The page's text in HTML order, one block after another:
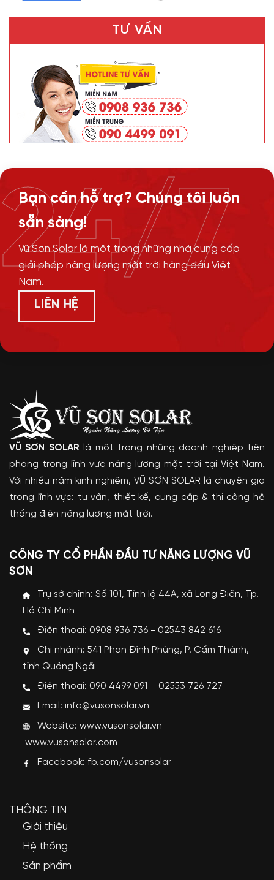
TƯ VẤN
Bạn cần hỗ trợ? Chúng tôi luôn
sẵn sàng!
Vũ Sơn Solar là một trong những nhà cung cấp
giải pháp năng lượng mặt trời hàng đầu Việt
Nam.
LIÊN HỆ
24/7
VŨ SƠN SOLAR là một trong những doanh nghiệp tiên
phong trong lĩnh vực năng lượng mặt trời tại Việt Nam.
Với nhiều năm kinh nghiệm, VŨ SƠN SOLAR là chuyên gia
trong lĩnh vực: tư vấn, thiết kế, cung cấp & thi công hệ
thống điện năng lượng mặt trời.
CÔNG TY CỔ PHẦN ĐẦU TƯ NĂNG LƯỢNG VŨ
SƠN
Trụ sở chính: Số 101, Tỉnh lộ 44A, xã Long Điền, Tp.
Hồ Chí Minh
Điện thoại: 0908 936 736 - 02543 842 616
Chi nhánh: 541 Phan Đình Phùng, P. Cẩm Thành,
tỉnh Quảng Ngãi
Điện thoại: 090 4499 091 – 02553 726 727
Email: info@vusonsolar.vn
Website:www.vusonsolar.vn
www.vusonsolar.com
Facebook: fb.com/vusonsolar
THÔNG TIN
Giới thiệu
Hệ thống
Sản phẩm